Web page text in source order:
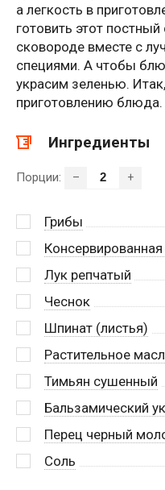
а легкость в
готовить этот
сковороде вместе с
специями. А чтобы
украсим зеленью.
приготовлению блюда.
Ингредиенты
Порции: – +
Грибы
Лук репчатый
Чеснок
Шпинат (листья)
Растительное
Тимьян сушенный
Бальзамический
Перец черный
Соль